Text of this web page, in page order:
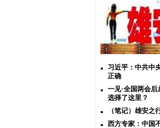
习近平：中共中
正确
一见·全国两会
选择了这里？
（笔记）雄安之
西方专家：中国